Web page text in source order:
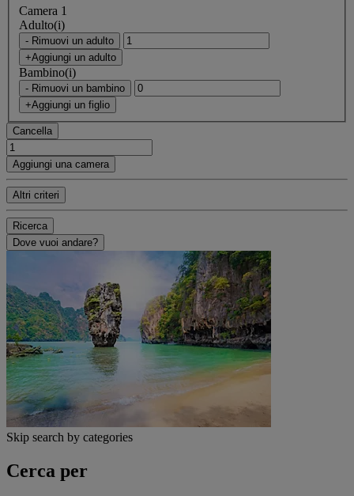
Camera 1
Adulto(i)
- Rimuovi un adulto
+Aggiungi un adulto
Bambino(i)
- Rimuovi un bambino
+Aggiungi un figlio
Cancella
Aggiungi una camera
Altri criteri
Ricerca
Dove vuoi andare?
Skip search by categories
Cerca per